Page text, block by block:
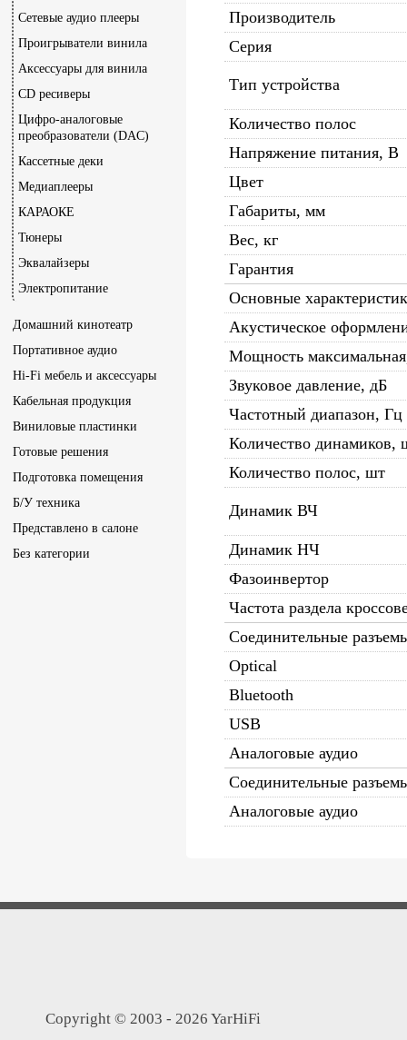
Сетевые аудио плееры
Проигрыватели винила
Аксессуары для винила
CD ресиверы
Цифро-аналоговые
преобразователи (DAC)
Кассетные деки
Медиаплееры
КАРАОКЕ
Тюнеры
Эквалайзеры
Электропитание
Домашний кинотеатр
Портативное аудио
Hi-Fi мебель и аксессуары
Кабельная продукция
Виниловые пластинки
Готовые решения
Подготовка помещения
Б/У техника
Представлено в салоне
Без категории
Производитель
Серия
Тип устройства
Количество полос
Напряжение питания, В
Цвет
Габариты, мм
Вес, кг
Гарантия
Основные
Акустическое
Мощность
Звуковое давление, дБ
Частотный диапазон,
Количество динамиков,
Количество полос, шт
Динамик ВЧ
Динамик НЧ
Фазоинвертор
Частота раздела
Соединительные
Optical
Bluetooth
USB
Аналоговые аудио
Соединительные
Аналоговые аудио
Copyright © 2003 - 2026 YarHiFi